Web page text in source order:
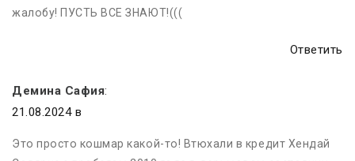
жалобу! ПУСТЬ ВСЕ ЗНАЮТ!(((
Ответить
Демина Сафия:
21.08.2024 в
Это просто кошмар какой-то! Втюхали в кредит Хендай